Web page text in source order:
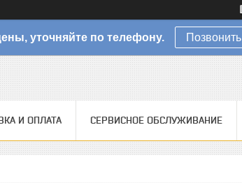
уточняйте по телефону. Позвонить
И ОПЛАТА СЕРВИСНОЕ ОБСЛУЖИВАНИЕ